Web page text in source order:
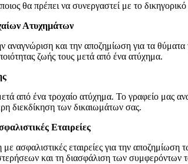
θα πρέπει να συνεργαστεί με το
Ατυχημάτων
αναγνώριση και την αποζημίωση για τα
ζωής τους μετά από ένα ατύχημα.
από ένα τροχαίο ατύχημα. Το γραφείο μας
διεκδίκηση των δικαιωμάτων σας.
Εταιρείες
ασφαλιστικές εταιρείες για την
και τη διασφάλιση των συμφερόντων